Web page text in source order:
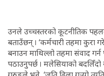
उनले उच्चस्तरको कूटनीतिक
बताउँछन् । ‘कर्मचारी तहमा कुरा
बनाउन माथिल्लो तहमा संवाद
पठाउनुपर्छ । मलेसियाको